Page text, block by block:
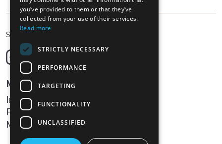
Sélectionner la langue
Deutsch
English
Français
Italiano
Mentions legales
Impressum
Protection des données
Médias
you’ve provided to them or that they’ve
collected from your use of their services.
Read more
STRICTLY NECESSARY
PERFORMANCE
TARGETING
FUNCTIONALITY
UNCLASSIFIED